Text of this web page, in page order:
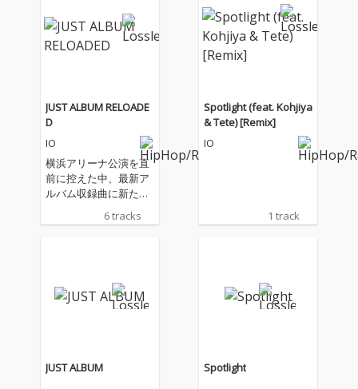
JUST ALBUM RELOADE
D
IO
横浜アリーナ公演を直
前に控えた中、最新ア
ルバム収録曲に新たにf
eat陣にKohjiya, Tete,
MonyHorse, CFN Mali
による新曲を加えた最
新EPをリリース。
6 tracks
Spotlight (feat. Kohjiya
& Tete) [Remix]
IO
1 track
JUST ALBUM Spotlight